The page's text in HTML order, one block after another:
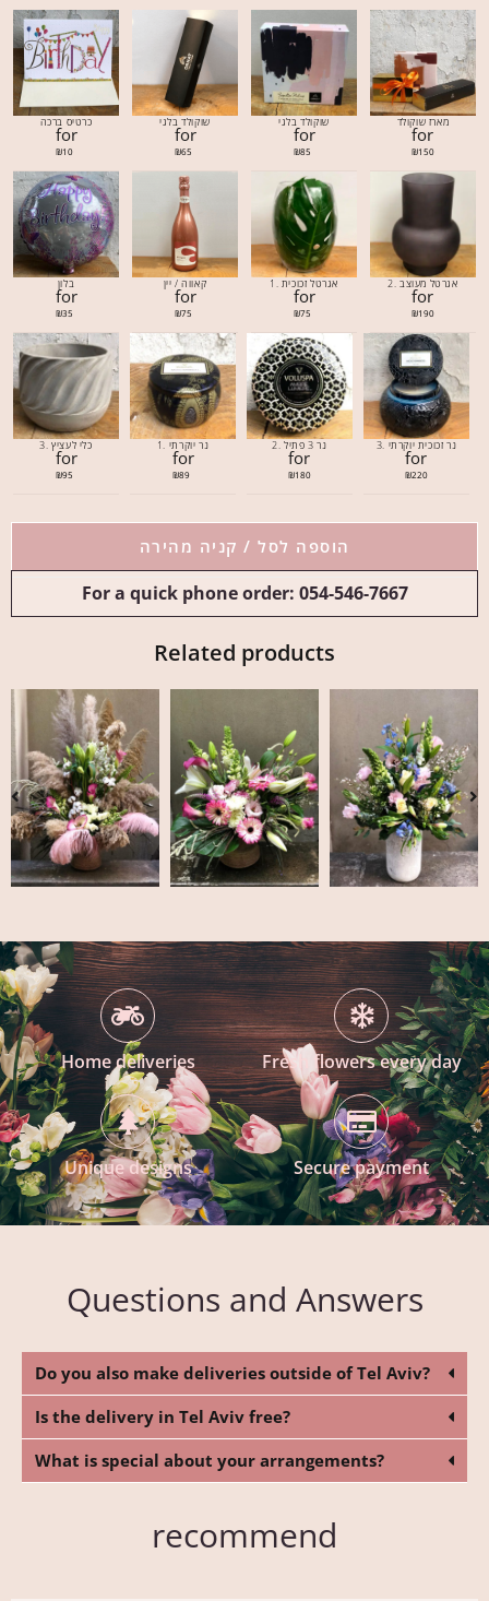
כרטיס ברכה
for
₪10
שוקולד בלגי
for
₪65
שוקולד בלגי
for
₪85
מארז שוקולד
for
₪150
בלון
for
₪35
קאווה / יין
for
₪75
1. אגרטל זכוכית
for
₪75
2. אגרטל מעוצב
for
₪190
3. כלי לעציץ
for
₪95
1. נר יוקרתי
for
₪89
2. נר 3 פתיל
for
₪180
3. נר זכוכית יוקרתי
for
₪220
הוספה לסל / קניה מהירה
For a quick phone order: 054-546-7667
Related products
Home deliveries Fresh flowers every day
Unique designs Secure payment
Questions and Answers
Do you also make deliveries outside of Tel Aviv?
Is the delivery in Tel Aviv free?
What is special about your arrangements?
recommend